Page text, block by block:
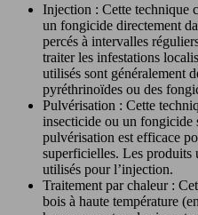
Injection : Cette technique
un fongicide directement
percés à intervalles
traiter les infestations
utilisés sont généralement
pyréthrinoïdes ou des
Pulvérisation : Cette
insecticide ou un fongicide
pulvérisation est efficace
superficielles. Les produits
utilisés pour l’injection.
Traitement par chaleur :
bois à haute température